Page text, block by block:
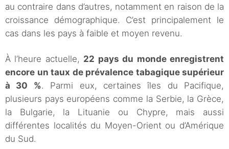
au contraire dans d’autres, notamment en raison de la
croissance démographique. C’est principalement le
cas dans les pays à faible et moyen revenu.
À l’heure actuelle, 22 pays du monde enregistrent
encore un taux de prévalence tabagique supérieur
à 30 %. Parmi eux, certaines îles du Pacifique,
plusieurs pays européens comme la Serbie, la Grèce,
la Bulgarie, la Lituanie ou Chypre, mais aussi
différentes localités du Moyen-Orient ou d’Amérique
du Sud.